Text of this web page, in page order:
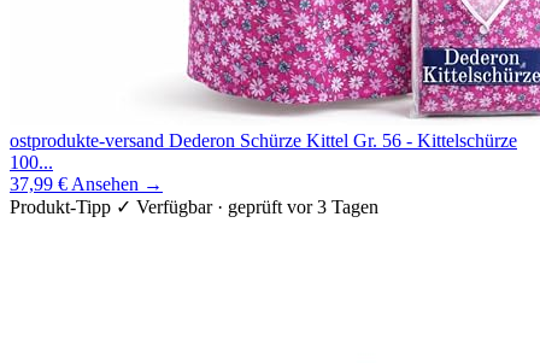
ostprodukte-versand Dederon Schürze Kittel Gr. 56 - Kittelschürze
100...
37,99 € Ansehen →
Produkt-Tipp ✓ Verfügbar · geprüft vor 3 Tagen